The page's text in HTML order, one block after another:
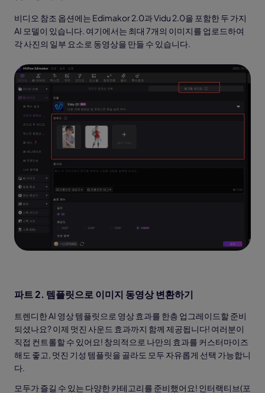
비디오 참조 옵션에는 Edimakor 2.0과 Vidu 2.0을 포함한 두 가지
AI 모델이 있습니다. 여기에서는 최대 7개의 이미지를 업로드하여
각 사진의 일부 요소로 동영상을 만들 수 있습니다.
파트 2. 템플릿으로 이미지 동영상 변환하기
트렌디한 AI 영상 템플릿으로 영상 효과를 한층 업그레이드할 준비
되셨나요? 이제 멋진 사운드 효과까지 함께 제공됩니다! 여러분이
직접 컨트롤할 수 있어요! 창의적으로 나만의 효과를 커스터마이즈
해도 좋고, 멋진 기성 템플릿을 골라도 모두 자유롭게 선택 가능합니
다.
모두가 즐길 수 있는 다양한 카테고리를 준비했어요! 인터랙티브(포